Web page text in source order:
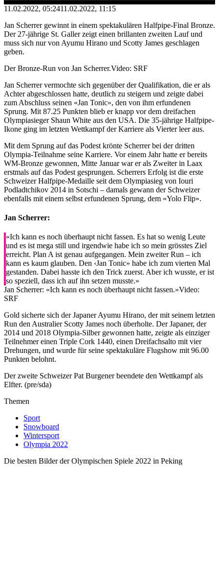
11.02.2022, 05:2411.02.2022, 11:15
Jan Scherrer gewinnt in einem spektakulären Halfpipe-Final Bronze.
Der 27-jährige St. Galler zeigt einen brillanten zweiten Lauf und
muss sich nur von Ayumu Hirano und Scotty James geschlagen
geben.
Der Bronze-Run von Jan Scherrer.Video: SRF
Jan Scherrer vermochte sich gegenüber der Qualifikation, die er als
Achter abgeschlossen hatte, deutlich zu steigern und zeigte dabei
zum Abschluss seinen «Jan Tonic», den von ihm erfundenen
Sprung. Mit 87.25 Punkten blieb er knapp vor dem dreifachen
Olympiasieger Shaun White aus den USA. Die 35-jährige Halfpipe-
Ikone ging im letzten Wettkampf der Karriere als Vierter leer aus.
Mit dem Sprung auf das Podest krönte Scherrer bei der dritten
Olympia-Teilnahme seine Karriere. Vor einem Jahr hatte er bereits
WM-Bronze gewonnen, Mitte Januar war er als Zweiter in Laax
erstmals auf das Podest gesprungen. Scherrers Erfolg ist die erste
Schweizer Halfpipe-Medaille seit dem Olympiasieg von Iouri
Podladtchikov 2014 in Sotschi – damals gewann der Schweizer
ebenfalls mit einem selbst erfundenen Sprung, dem «Yolo Flip».
Jan Scherrer:
«Ich kann es noch überhaupt nicht fassen. Es hat so wenig Leute
und es ist mega still und irgendwie habe ich so mein grösstes Ziel
erreicht. Plan A ist genau aufgegangen. Mein zweiter Run – ich
kann es kaum glauben. Den ‹Jan Tonic» habe ich zum vierten Mal
gestanden. Dabei hasste ich den Trick zuerst. Aber ich wusste, er ist
so speziell, dass ich auf ihn setzen musste.»
Jan Scherrer: «Ich kann es noch überhaupt nicht fassen.»Video:
SRF
Gold sicherte sich der Japaner Ayumu Hirano, der mit seinem letzten
Run den Australier Scotty James noch überholte. Der Japaner, der
2014 und 2018 Olympia-Silber gewonnen hatte, zeigte als einziger
Teilnehmer einen Triple Cork 1440, einen Dreifachsalto mit vier
Drehungen, und wurde für seine spektakuläre Flugshow mit 96.00
Punkten belohnt.
Der zweite Schweizer Pat Burgener beendete den Wettkampf als
Elfter. (pre/sda)
Themen
Sport
Snowboard
Wintersport
Olympia 2022
Die besten Bilder der Olympischen Spiele 2022 in Peking